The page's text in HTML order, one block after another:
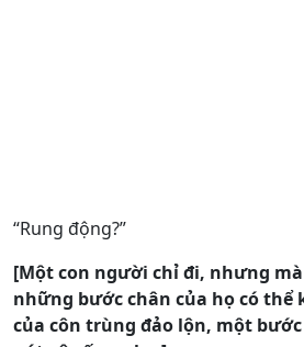
“Rung động?”
[Một con người chỉ đi, nhưng
những bước chân của họ có thể
của côn trùng đảo lộn, một